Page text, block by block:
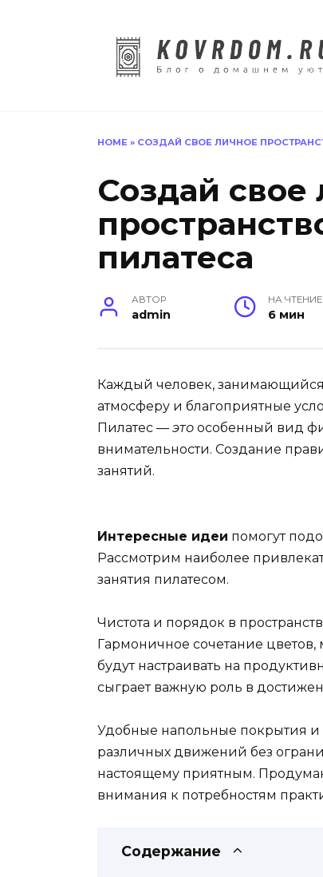
HOME » СОЗДАЙ СВОЕ ЛИЧНОЕ
Создай свое
пилатеса
АВТОР
admin
НА ЧТЕНИЕ
6 мин
Каждый человек,
атмосферу и благоприятные
Пилатес — это особенный вид
внимательности. Создание
занятий.
Интересные идеи помогут
Рассмотрим наиболее
занятия пилатесом.
Чистота и порядок в
Гармоничное сочетание
будут настраивать на
сыграет важную роль в
Удобные напольные покрытия и
различных движений без
настоящему приятным.
внимания к потребностям
Содержание